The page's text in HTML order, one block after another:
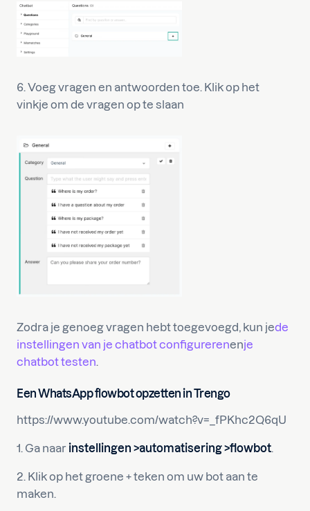
6. Voeg vragen en antwoorden toe. Klik op het
vinkje om de vragen op te slaan
Zodra je genoeg vragen hebt toegevoegd, kun jede
instellingen van je chatbot configurerenenje
chatbot testen.
Een WhatsApp flowbot opzetten in Trengo
https://www.youtube.com/watch?v=_fPKhc2Q6qU
1. Ga naarinstellingen >automatisering>flowbot.
2. Klik op het groene + teken om uw bot aan te
maken.